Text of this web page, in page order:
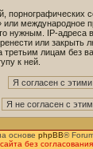
IP-
или
лицам
к ней.
основе phpBB®
без